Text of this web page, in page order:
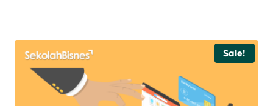
Sale!